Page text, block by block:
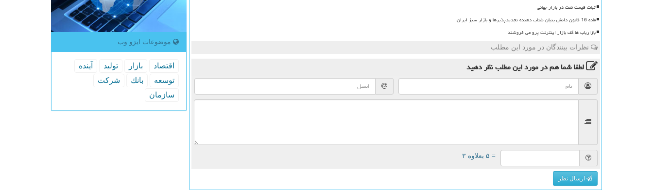
ثبات قیمت نفت در بازار جهانی
ماده 16 قانون دانش بنیان شتاب دهنده تجدیدپذیرها و بازار سبز ایران
بازاریاب ها کف بازار اینترنت پرو می فروشند
نظرات بینندگان در مورد این مطلب
لطفا شما همدر مورد این مطلبنظر دهید
= ۵ بعلاوه ۳
ارسال نظر
موضوعات ایزو وب
اقتصاد بازار تولید
آینده
توسعه
بانك
شركت
سازمان